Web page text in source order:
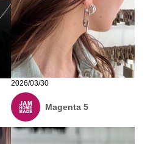
2026/03/30
Magenta 5